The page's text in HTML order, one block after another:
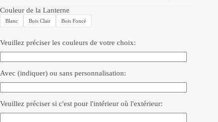
Couleur de la Lanterne
Blanc Bois Clair Bois Foncé
Veuillez préciser les couleurs de votre choix:
Avec (indiquer) ou sans personnalisation:
Veuillez préciser si c'est pour l'intérieur où l'extérieur: